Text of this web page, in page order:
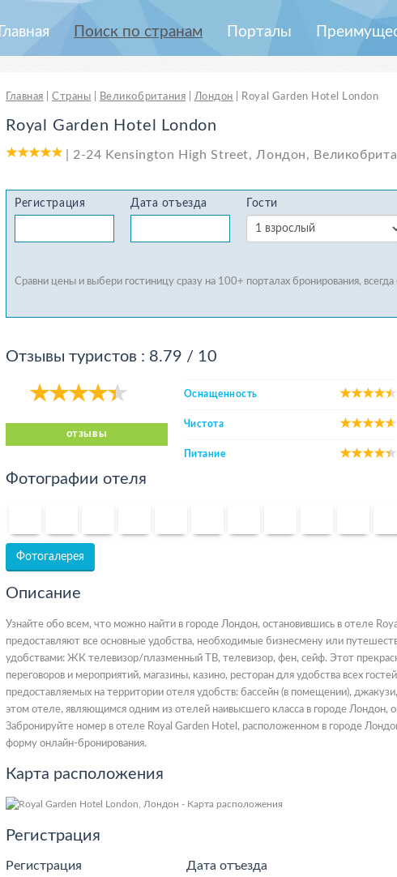
Главная Пoиcк пo странам Порталы
Главная |Страны Великобритания Лондон Royal Garden Hotel London
Royal Garden Hotel London
2-24 Kensington High Street, Лондон,
Регистрация Дата отъезда Гости
Сравни цены и выбери гостиницу сразу на 100+ порталах бронирования,
Отзывы туристов : 8.79 / 10
oтзывы
Оснащенность
Чистота
Питание
Фотографии отеля
Фотогалерея
Описание
Узнайте обо всем, что можно найти в городе Лондон, остановившись в отеле
предоставляют все основные удобства, необходимые бизнесмену или
удобствами: ЖК телевизор/плазменный ТВ, телевизор, фен, сейф. Этот
переговоров и мероприятий, магазины, казино, ресторан для удобства всех
предоставляемых на территории отеля удобств: бассейн (в помещении),
этом отеле, являющимся одним из отелей наивысшего класса в городе Лондон,
Забронируйте номер в отеле Royal Garden Hotel, расположенном в городе
форму онлайн-бронирования.
Карта расположения
Регистрация
Регистрация Дата отъезда